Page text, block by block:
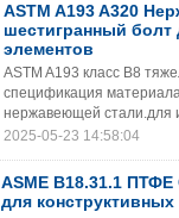
ASTM A193 A320
шестигранный болт
элементов
ASTM A193 класс B8
спецификация
нержавеющей стали.для
2025-05-23 14:58:04
ASME B18.31.1
для